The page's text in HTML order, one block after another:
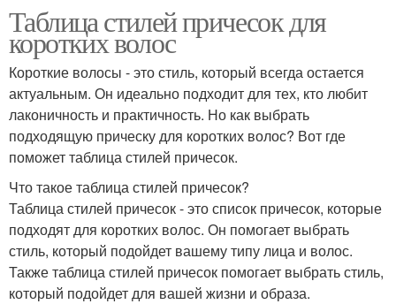
Таблица стилей причесок для
коротких волос
Короткие волосы - это стиль, который всегда остается
актуальным. Он идеально подходит для тех, кто любит
лаконичность и практичность. Но как выбрать
подходящую прическу для коротких волос? Вот где
поможет таблица стилей причесок.
Что такое таблица стилей причесок?
Таблица стилей причесок - это список причесок, которые
подходят для коротких волос. Он помогает выбрать
стиль, который подойдет вашему типу лица и волос.
Также таблица стилей причесок помогает выбрать стиль,
который подойдет для вашей жизни и образа.